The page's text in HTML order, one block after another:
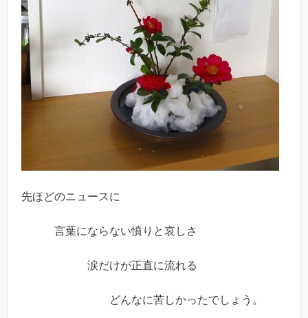
先ほどのニュースに
言葉にならない憤りと哀しさ
涙だけが正直に流れる
どんなに苦しかったでしょう。